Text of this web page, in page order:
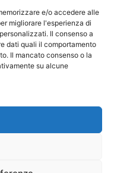
e/o accedere alle
migliorare l'esperienza di
Il consenso a
dati quali il comportamento
Il mancato consenso o la
su alcune
ad accedere o
disponibile
termini e condizioni